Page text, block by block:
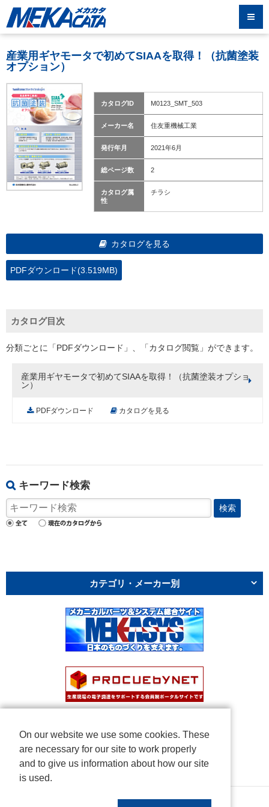
産業用ギヤモータで初めてSIAAを取得！（抗菌塗装
オプション）
カタログID M0123_SMT_503
メーカー名 住友重機械工業
発行年月 2021年6月
総ページ数 2
カタログ属
性
チラシ
カタログを見る
PDFダウンロード(3.519MB)
カタログ目次
分類ごとに「PDFダウンロード」、「カタログ閲覧」ができます。
産業用ギヤモータで初めてSIAAを取得！（抗菌塗装オプショ
ン）
PDFダウンロード カタログを見る
キーワード検索
検索
カテゴリ・メーカー別
On our website we use some cookies. These
are necessary for our site to work properly
and to give us information about how our site
is used.